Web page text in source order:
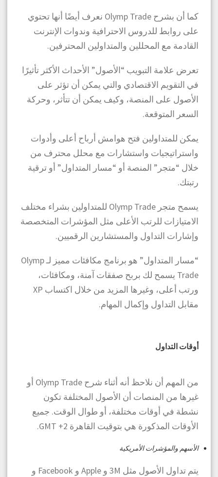
كما أن بشرح Olymp Trade نعرف أيضًا أنها تحتوي
على روابط للدروس الاحترافية وندوات الإنترنت
القادمة مع المحللين والمتداولين المحترفين.
تعرض علامة التبويب “الأصول” الأحداث الأكثر تأثيرًا
في التقويم الاقتصادي والتي يمكن أن تؤثر على
الأصول على المنصة، وكيف يمكن أن تتأثر، وحركة
السعر المتوقعة.
يمكن للمتداولين فتح هوامش أرباح أعلى وأدوات
واستراتيجيات واستشارات مع محلل محترف من
خلال “متجر” المنصة أو “مسار المتداول” أو ترقية
رتبتك.
يسمح متجر Olymp Trade للمتداولين بشراء مختلف
الامتيازات للرتب الأعلى مثل المؤشرات المتخصصة
وإشارات التداول والمستشارين الرقميين.
“مسار المتداول” هو برنامج مكافئات مميز لـ Olymp
Trade يسمح لك بربح صفقات آمنة، ومكافئات،
ورتب أعلى، وغيرها المزيد من خلال اكتساب XP
مقابل التداول وإكمال المهام.
أوقات التداول
من المهم أن نلاحظ أنه أثناء شرح Olymp Trade أو
غيرها من المنصات أن الأصول المختلفة تكون
نشطة في أوقات مختلفة، أو طوال الوقت. جميع
الأوقات المذكورة هي بتوقيت القاهرة GMT +2.
الأسهم والمؤشرات الأمريكية
يتم تداول الأصول مثل 3M و Apple و Facebook و